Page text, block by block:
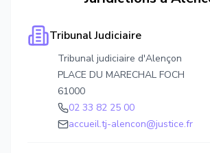
Tribunal Judiciaire
Tribunal judiciaire d'Alençon
PLACE DU MARECHAL FOCH
61000
02 33 82 25 00
accueil.tj-alencon@justice.fr